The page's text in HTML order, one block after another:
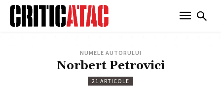
NUMELE AUTORULUI
Norbert Petrovici
21 ARTICOLE